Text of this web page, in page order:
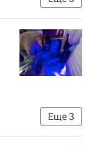
Еще3